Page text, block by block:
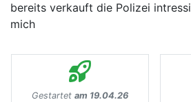
bereits verkauft die Polizei
mich
Gestartet am 19.04.26